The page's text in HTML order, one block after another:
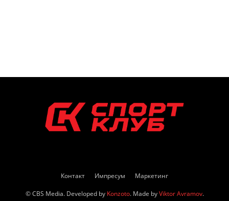
Контакт Импресум Маркетинг
© CBS Media. Developed by Konzoto. Made byViktor Avramov.